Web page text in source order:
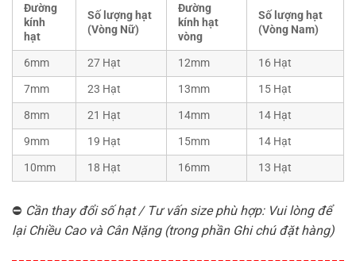
Đường
kính
hạt
Số lượng hạt
(Vòng Nữ)
Đường
kính hạt
vòng
Số lượng hạt
(Vòng Nam)
6mm 27 Hạt 12mm
16 Hạt
7mm
23 Hạt 13mm
15 Hạt
8mm
21 Hạt 14mm
14 Hạt
9mm
19 Hạt 15mm
14 Hạt
10mm
18 Hạt 16mm 13 Hạt
⛔ Cần thay đổi số hạt / Tư vấn size phù hợp: Vui lòng để
lại Chiều Cao và Cân Nặng (trong phần Ghi chú đặt hàng)